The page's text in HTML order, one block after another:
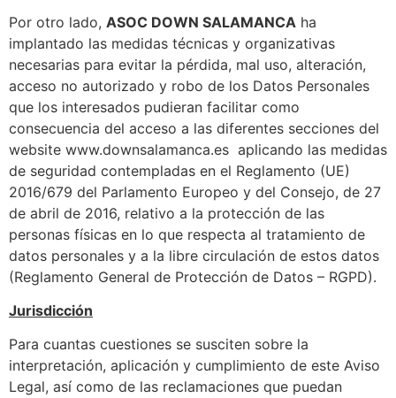
Por otro lado, ASOC DOWN SALAMANCA ha
implantado las medidas técnicas y organizativas
necesarias para evitar la pérdida, mal uso, alteración,
acceso no autorizado y robo de los Datos Personales
que los interesados pudieran facilitar como
consecuencia del acceso a las diferentes secciones del
website www.downsalamanca.es aplicando las medidas
de seguridad contempladas en el Reglamento (UE)
2016/679 del Parlamento Europeo y del Consejo, de 27
de abril de 2016, relativo a la protección de las
personas físicas en lo que respecta al tratamiento de
datos personales y a la libre circulación de estos datos
(Reglamento General de Protección de Datos – RGPD).
Jurisdicción
Para cuantas cuestiones se susciten sobre la
interpretación, aplicación y cumplimiento de este Aviso
Legal, así como de las reclamaciones que puedan